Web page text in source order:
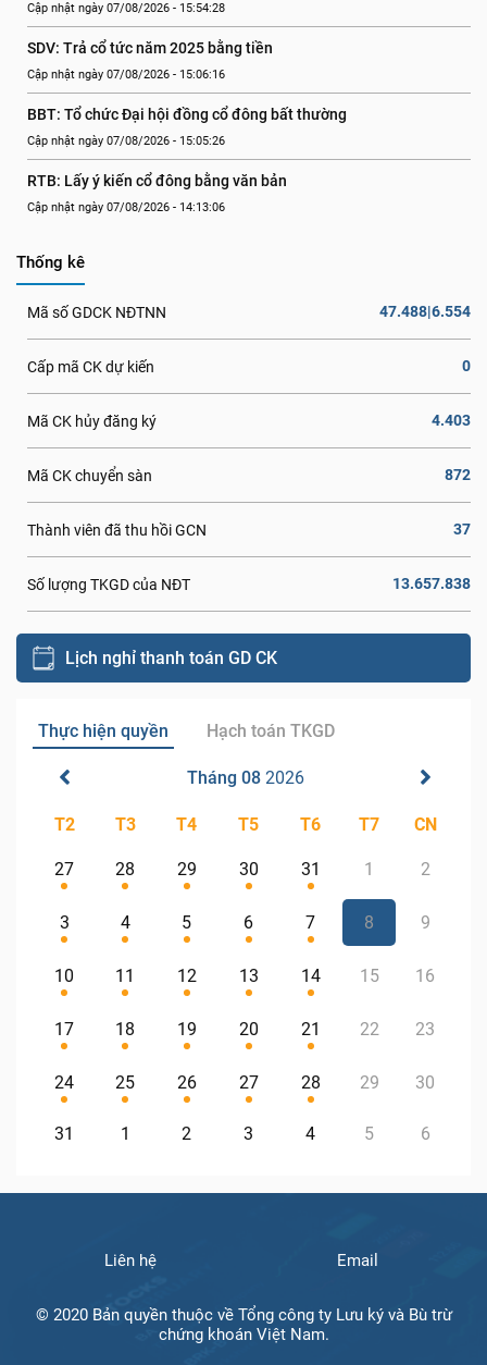
Cập nhật ngày 07/08/2026 - 15:54:28
SDV: Trả cổ tức năm 2025 bằng tiền
Cập nhật ngày 07/08/2026 - 15:06:16
BBT: Tổ chức Đại hội đồng cổ đông bất thường
Cập nhật ngày 07/08/2026 - 15:05:26
RTB: Lấy ý kiến cổ đông bằng văn bản
Cập nhật ngày 07/08/2026 - 14:13:06
Thống kê
Mã số GDCK NĐTNN 47.488|6.554
Cấp mã CK dự kiến 0
Mã CK hủy đăng ký 4.403
Mã CK chuyển sàn 872
Thành viên đã thu hồi GCN 37
Số lượng TKGD của NĐT 13.657.838
Lịch nghỉ thanh toán GD CK
Thực hiện quyền Hạch toán TKGD
Tháng 08 2026
T2 T3 T4 T5 T6 T7 CN
27 28 29 30 31 1 2
3 4 5 6 7 8 9
10 11 12 13 14 15 16
17 18 19 20 21 22 23
24 25 26 27 28 29 30
31 1 2 3 4 5 6
Liên hệ Email
© 2020 Bản quyền thuộc về Tổng công ty Lưu ký và Bù trừ
chứng khoán Việt Nam.